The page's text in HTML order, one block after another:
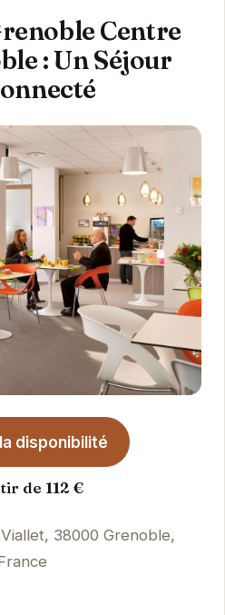
Centre
: Un Séjour
disponibilité
de 112 €
38000 Grenoble,